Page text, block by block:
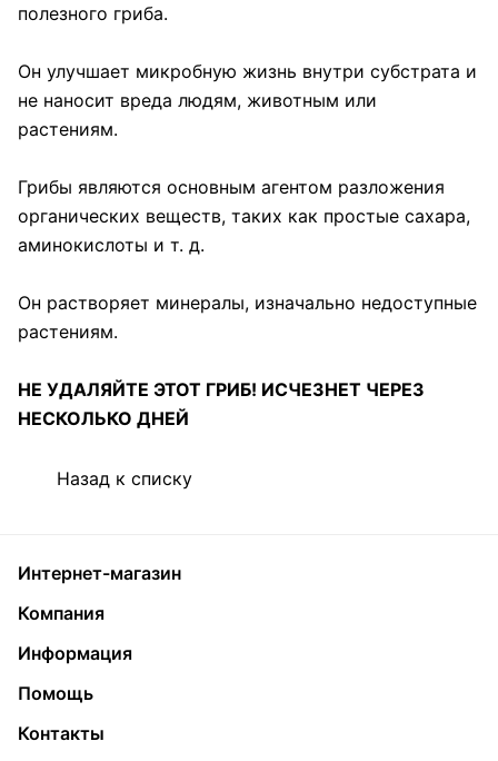
полезного гриба.
Он улучшает микробную жизнь внутри субстрата и
не наносит вреда людям, животным или
растениям.
Грибы являются основным агентом разложения
органических веществ, таких как простые сахара,
аминокислоты и т. д.
Он растворяет минералы, изначально недоступные
растениям.
НЕ УДАЛЯЙТЕ ЭТОТ ГРИБ! ИСЧЕЗНЕТ ЧЕРЕЗ
НЕСКОЛЬКО ДНЕЙ
Назад к списку
Интернет-магазин
Компания
Информация
Помощь
Контакты